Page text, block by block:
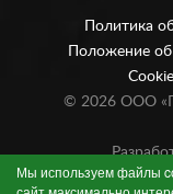
Мы используем файлы
Политика
Положение
© 2026ООО